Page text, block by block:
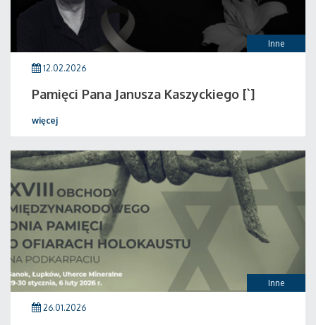
Inne
12.02.2026
Pamięci Pana Janusza Kaszyckiego [`]
więcej
Inne
26.01.2026